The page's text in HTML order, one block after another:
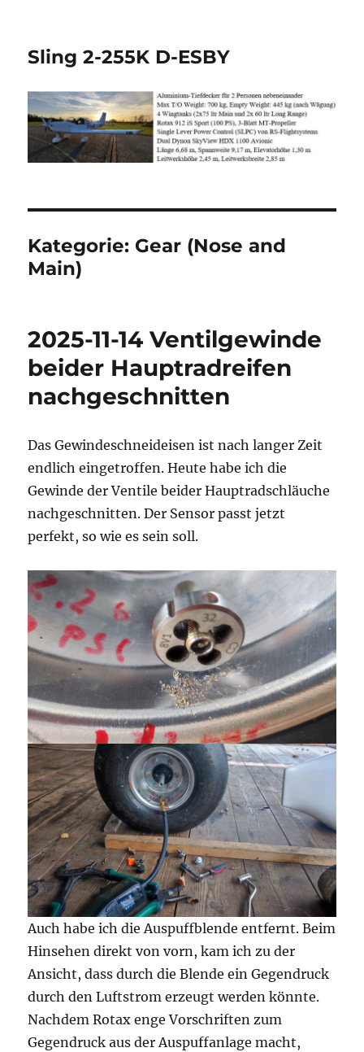
Sling 2-255K D-ESBY
Kategorie: Gear (Nose and
Main)
2025-11-14 Ventilgewinde
beider Hauptradreifen
nachgeschnitten
Das Gewindeschneideisen ist nach langer Zeit
endlich eingetroffen. Heute habe ich die
Gewinde der Ventile beider Hauptradschläuche
nachgeschnitten. Der Sensor passt jetzt
perfekt, so wie es sein soll.
Auch habe ich die Auspuffblende entfernt. Beim
Hinsehen direkt von vorn, kam ich zu der
Ansicht, dass durch die Blende ein Gegendruck
durch den Luftstrom erzeugt werden könnte.
Nachdem Rotax enge Vorschriften zum
Gegendruck aus der Auspuffanlage macht,